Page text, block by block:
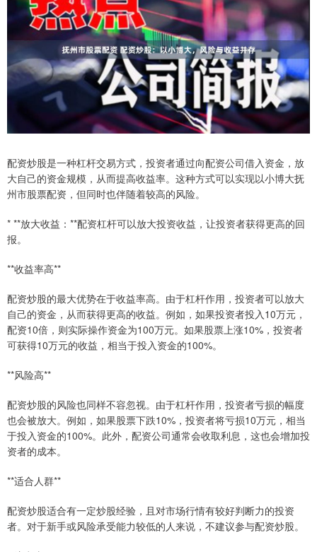
配资炒股是一种杠杆交易方式，投资者通过向配资公司借入资金，放
大自己的资金规模，从而提高收益率。这种方式可以实现以小博大抚
州市股票配资，但同时也伴随着较高的风险。
* **放大收益：**配资杠杆可以放大投资收益，让投资者获得更高的回
报。
**收益率高**
配资炒股的最大优势在于收益率高。由于杠杆作用，投资者可以放大
自己的资金，从而获得更高的收益。例如，如果投资者投入10万元，
配资10倍，则实际操作资金为100万元。如果股票上涨10%，投资者
可获得10万元的收益，相当于投入资金的100%。
**风险高**
配资炒股的风险也同样不容忽视。由于杠杆作用，投资者亏损的幅度
也会被放大。例如，如果股票下跌10%，投资者将亏损10万元，相当
于投入资金的100%。此外，配资公司通常会收取利息，这也会增加投
资者的成本。
**适合人群**
配资炒股适合有一定炒股经验，且对市场行情有较好判断力的投资
者。对于新手或风险承受能力较低的人来说，不建议参与配资炒股。